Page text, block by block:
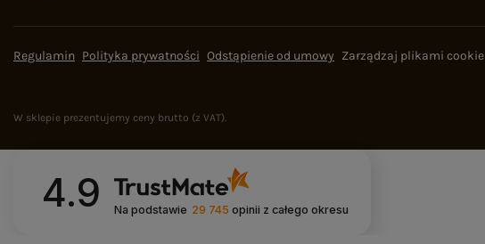
Regulamin Polityka prywatności Odstąpienie od umowy Zarządzaj plikami cookie
W sklepie prezentujemy ceny brutto (z VAT).
4.9 Na podstawie 29 745 opinii z całego okresu